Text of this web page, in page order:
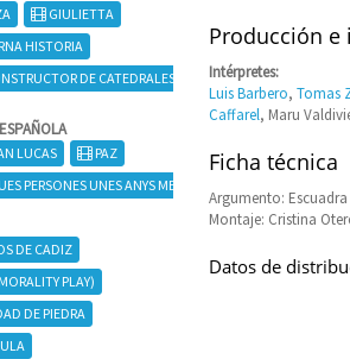
GIULIETTA
HISTORIA
DE CATEDRALES
ESPAÑOLA
LUCAS
PAZ
PERSONES UNES ANYS MES TARD
DE CADIZ
PLAY)
DE PIEDRA
Producción e
Intérpretes:
Luis Barbero, Tomas
Caffarel, Maru
Ficha técnica
Argumento:
Montaje: Cristina
Datos de